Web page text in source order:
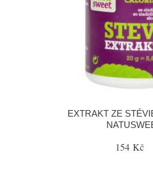
EXTRAKT ZE
154 Kč